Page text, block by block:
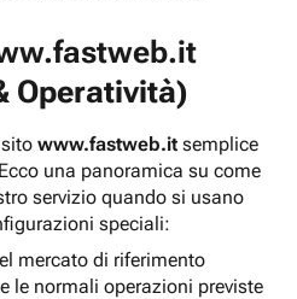
Operatività)
www.fastweb.it semplice
una panoramica su come
servizio quando si usano
speciali:
mercato di riferimento
le normali operazioni previste